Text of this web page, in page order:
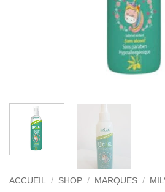
ACCUEIL / SHOP / MARQUES /